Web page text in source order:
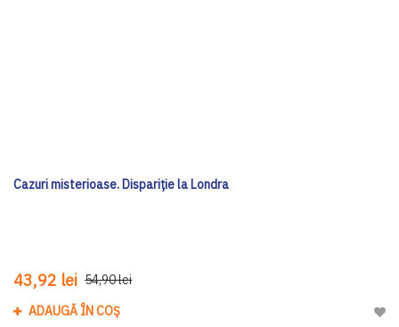
Cazuri misterioase. Dispariție la Londra
43,92 lei 54,90 lei
ADAUGĂ ÎN COȘ